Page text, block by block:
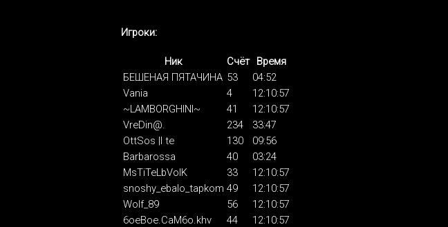
Игроки:
Ник Счёт
Время
БЕШЕНАЯ ПЯТАЧИНА 53
04:52
Vania
4
12:10:57
~LAMBORGHINI~
41
12:10:57
VreDin@.
234
33:47
OttSos |I te
130
09:56
Barbarossa
40
03:24
MsTiTeLbVolK
33
12:10:57
snoshy_ebalo_tapkom 49
12:10:57
Wolf_89
56
12:10:57
6oeBoe.CaM6o.khv
44
12:10:57